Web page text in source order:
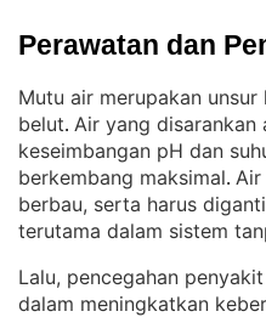
Perawatan dan
Mutu air merupakan
belut. Air yang disarankan
keseimbangan pH dan
berkembang maksimal. Air
berbau, serta harus
terutama dalam sistem
Lalu, pencegahan
dalam meningkatkan